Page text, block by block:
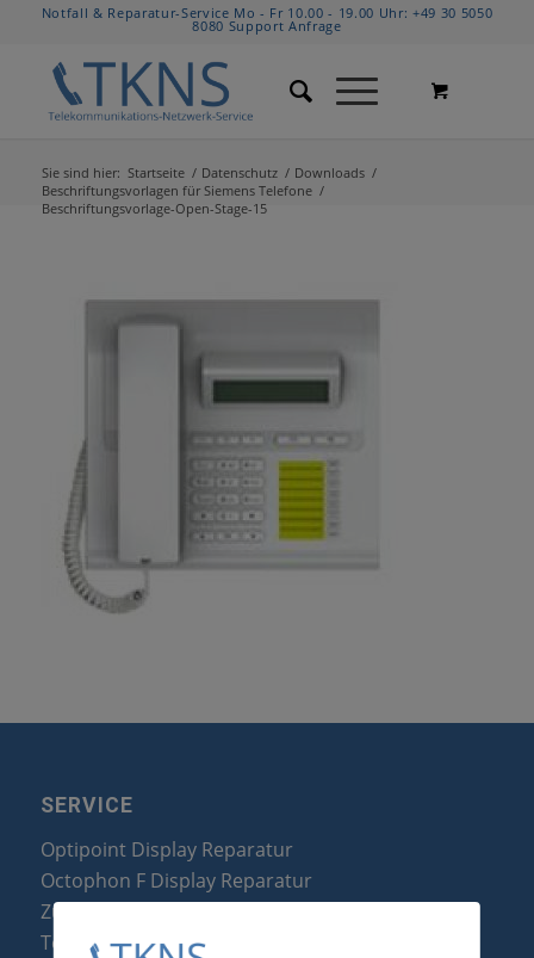
Notfall & Reparatur-Service Mo - Fr 10.00 - 19.00 Uhr:+49 30 5050
8080 Support Anfrage
Sie sind hier: Startseite / Datenschutz / Downloads /
Beschriftungsvorlagen für Siemens Telefone /
Beschriftungsvorlage-Open-Stage-15
SERVICE
Optipoint Display Reparatur
Octophon F Display Reparatur
Zubehör & Ersatzteile
Telefonanlagen Optimierung